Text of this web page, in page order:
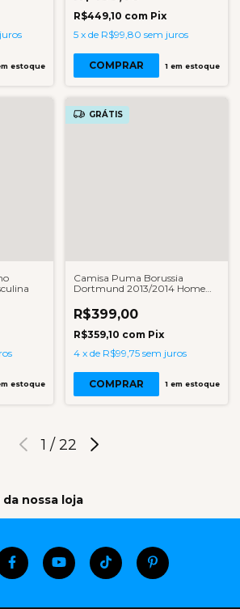
estoque
R$449,10 com Pix
5 x de R$99,80 sem juros
COMPRAR 1 em estoque
estoque
GRÁTIS
Camisa Puma Borussia
Dortmund 2013/2014 Home
R$399,00
R$359,10 com Pix
4 x de R$99,75 sem juros
COMPRAR 1 em estoque
1 / 22
nossa loja